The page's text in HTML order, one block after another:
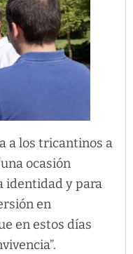
a los tricantinos a
ocasión
identidad y para
en
en estos días